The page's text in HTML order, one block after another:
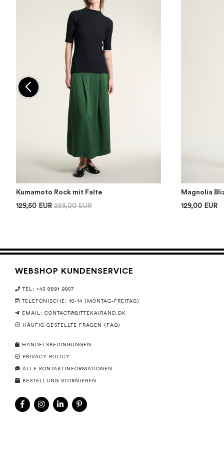
Kumamoto Rock mit Falte
129,50 EUR 259,00 EUR
Magnolia
129,00 EUR
WEBSHOP KUNDENSERVICE
TEL: +45 8891 9907
TELEFONISCHE: 10-14 (MONTAG-FREITAG)
EMAIL: CONTACT@BITTEKAIRAND.DK
HÄUFIG GESTELLTE FRAGEN (FAQ)
HANDELSBEDINGUNGEN
PRIVACY POLICY
ALLE KONTAKTINFORMATIONEN
BESTELLUNG STORNIEREN